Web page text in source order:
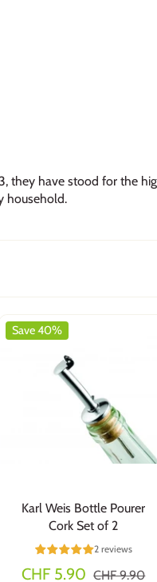
they have stood for the
household.
Save 40%
Karl Weis Bottle Pourer
Cork Set of 2
2 reviews
CHF 5.90 CHF 9.90